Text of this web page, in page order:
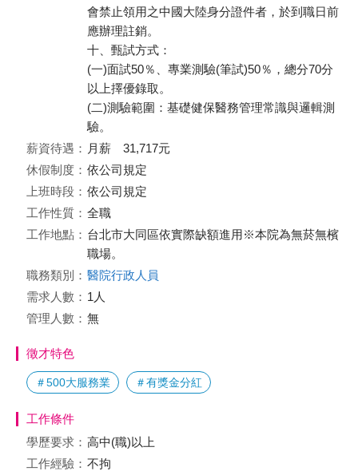
會禁止領用之中國大陸身分證件者，於到職日前
應辦理註銷。
十、甄試方式：
(一)面試50％、專業測驗(筆試)50％，總分70分
以上擇優錄取。
(二)測驗範圍：基礎健保醫務管理常識與邏輯測
驗。
薪資待遇： 月薪 31,717元
休假制度： 依公司規定
上班時段： 依公司規定
工作性質： 全職
工作地點： 台北市大同區依實際缺額進用※本院為無菸無檳
職場。
職務類別： 醫院行政人員
需求人數： 1人
管理人數： 無
徵才特色
＃500大服務業 ＃有獎金分紅
工作條件
學歷要求： 高中(職)以上
工作經驗： 不拘